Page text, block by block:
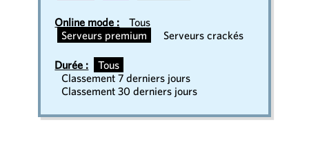
Online mode :
Tous
Serveurs premium
Serveurs crackés
Durée :
Tous
Classement 7 derniers jours
Classement 30 derniers jours